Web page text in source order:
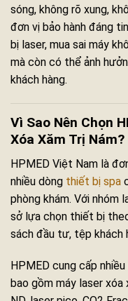
sóng, không rõ xung,
đơn vị bảo hành đáng
bị laser, mua sai máy
mà còn có thể ảnh
khách hàng.
Vì Sao Nên Chọn
Xóa Xăm Trị Nám?
HPMED Việt Nam là
nhiều dòng thiết bị spa
phòng khám. Với nhóm
sở lựa chọn thiết bị
sách đầu tư, tệp khách
HPMED cung cấp nhiều
bao gồm máy laser